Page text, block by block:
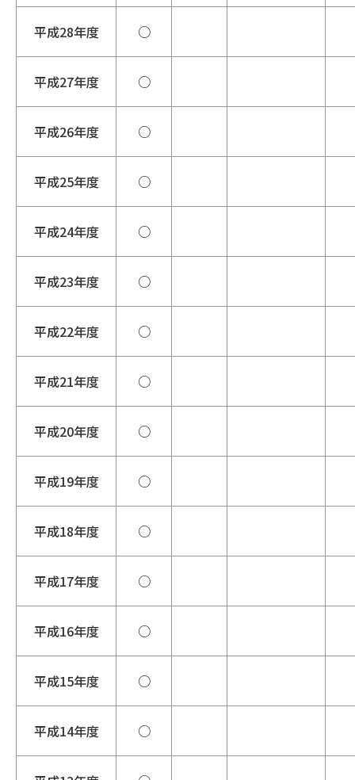
平成28年度 ○
平成27年度 ○
平成26年度 ○
平成25年度 ○
平成24年度 ○
平成23年度 ○
平成22年度 ○
平成21年度 ○
平成20年度 ○
平成19年度 ○
平成18年度 ○
平成17年度 ○
平成16年度 ○
平成15年度 ○
平成14年度 ○